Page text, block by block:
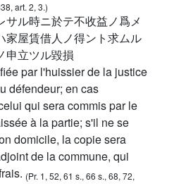
art. 2, 3.)
サル時ニ於テ不收益ノ爲メ
家屋賃借人ノ得ント求ムル
申立ツル毀損
par l'huissier de la justice
défendeur; en cas
qui sera commis par le
à la partie; s'il ne se
domicile, la copie sera
de la commune, qui
(Pr. 1, 52, 61 s., 66 s., 68, 72,